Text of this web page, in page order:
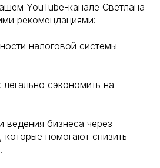
YouTube-канале Светлана
рекомендациями:
налоговой системы
легально сэкономить на
ведения бизнеса через
помогают снизить